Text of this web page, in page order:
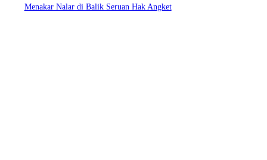
Menakar Nalar di Balik Seruan Hak Angket